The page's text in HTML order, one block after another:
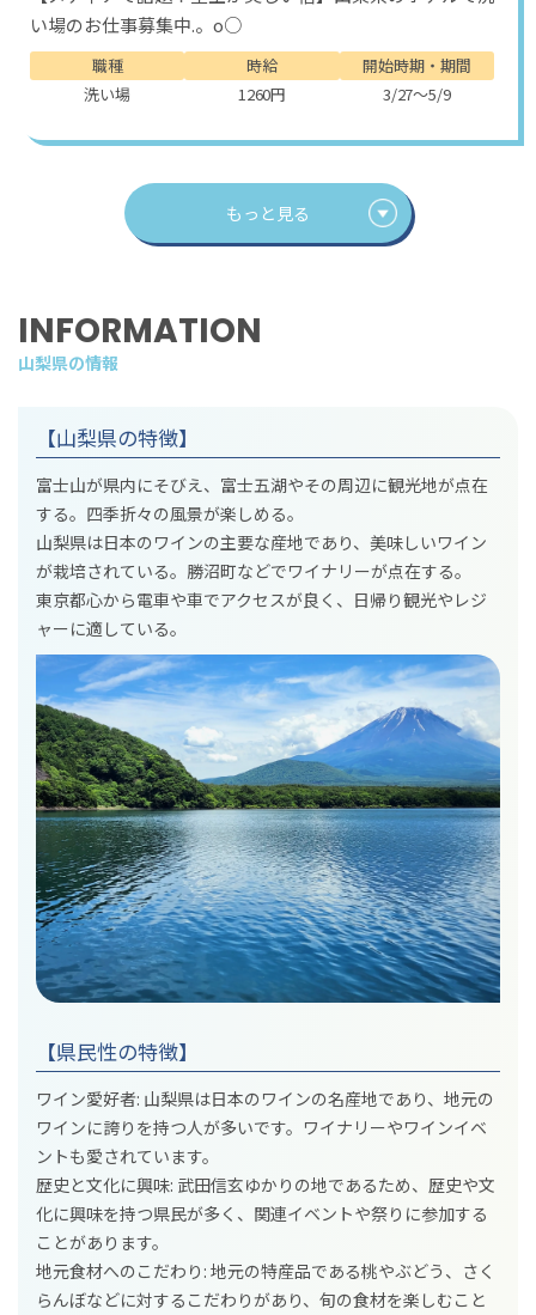
い場のお仕事募集中.。o○
職種
洗い場
時給
1260円
開始時期・期間
3/27～5/9
もっと見る
INFORMATION
山梨県の情報
【山梨県の特徴】
富士山が県内にそびえ、富士五湖やその周辺に観光地が点在
する。四季折々の風景が楽しめる。
山梨県は日本のワインの主要な産地であり、美味しいワイン
が栽培されている。勝沼町などでワイナリーが点在する。
東京都心から電車や車でアクセスが良く、日帰り観光やレジ
ャーに適している。
【県民性の特徴】
ワイン愛好者: 山梨県は日本のワインの名産地であり、地元の
ワインに誇りを持つ人が多いです。ワイナリーやワインイベ
ントも愛されています。
歴史と文化に興味: 武田信玄ゆかりの地であるため、歴史や文
化に興味を持つ県民が多く、関連イベントや祭りに参加する
ことがあります。
地元食材へのこだわり: 地元の特産品である桃やぶどう、さく
らんぼなどに対するこだわりがあり、旬の食材を楽しむこと